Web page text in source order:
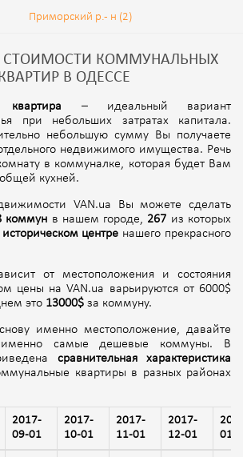
Приморский р.- н (2)
СТОИМОСТИ КОММУНАЛЬНЫХ
В ОДЕССЕ
квартира – идеальный вариант
при небольших затратах капитала.
небольшую сумму Вы получаете
недвижимого имущества. Речь
в коммуналке, которая будет Вам
кухней.
VAN.ua Вы можете сделать
коммун в нашем городе, 267 из которых
историческом центре нашего прекрасного
от местоположения и состояния
цены на VAN.ua варьируются от 6000$
это 13000$ за коммуну.
именно местоположение, давайте
именно самые дешевые коммуны. В
сравнительная характеристика
квартиры в разных районах
2017-
09-01
2017-
10-01
2017-
11-01
2017-
12-01
01-